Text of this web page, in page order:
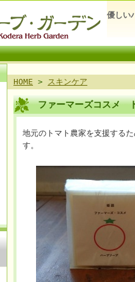
優しい
HOME > スキンケア
ファーマーズコスメ
地元のトマト農家を支援する
す。